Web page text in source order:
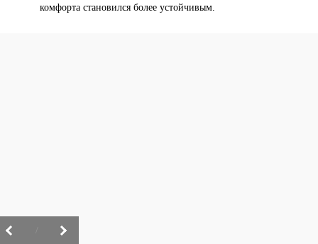
комфорта становился более устойчивым.